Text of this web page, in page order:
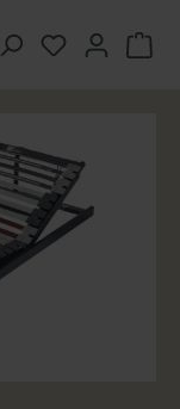
Du hast 0